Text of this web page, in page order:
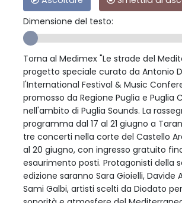
Dimensione del testo:
Torna al Medimex "Le strade del
progetto speciale curato da Antonio
l'International Festival & Music
promosso da Regione Puglia e Puglia
nell'ambito di Puglia Sounds. La
programma dal 17 al 21 giugno a
tre concerti nella corte del Castello
al 20 giugno, con ingresso gratuito
esaurimento posti. Protagonisti della
edizione saranno Sara Gioielli, Davide
Sami Galbi, artisti scelti da Diodato